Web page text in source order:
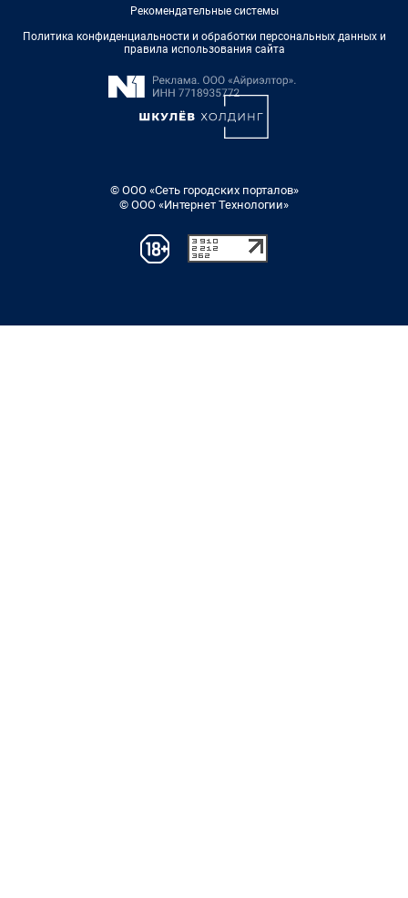
Рекомендательные системы
Политика конфиденциальности и обработки персональных данных и
правила использования сайта
© ООО «Сеть городских порталов»
© ООО «Интернет Технологии»